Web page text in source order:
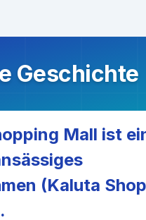
Geschichte
Mall ist
(Kaluta